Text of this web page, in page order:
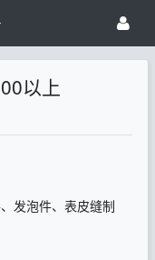
以上
发泡件、表皮缝‬制